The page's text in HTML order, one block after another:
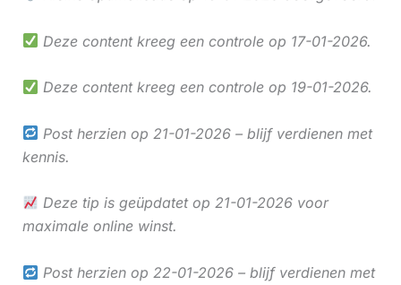
Deze content kreeg een controle op 17-01-2026.
Deze content kreeg een controle op 19-01-2026.
Post herzien op 21-01-2026 – blijf verdienen met
kennis.
Deze tip is geüpdatet op 21-01-2026 voor
maximale online winst.
Post herzien op 22-01-2026 – blijf verdienen met